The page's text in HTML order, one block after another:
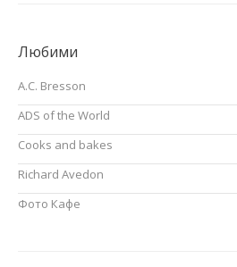
Любими
A.C. Bresson
ADS of the World
Cooks and bakes
Richard Avedon
Фото Кафе